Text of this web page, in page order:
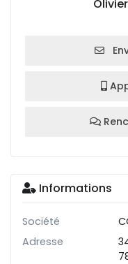
Informations
Société
Adresse